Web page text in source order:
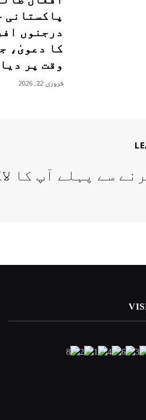
پاکستانی
درجنوں
کا دعویٰ،
وقت پر
فروری 22, 2026
سے پہلے آپ کا